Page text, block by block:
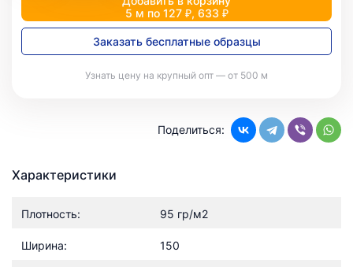
5 м по 127 ₽, 633 ₽
Заказать бесплатные образцы
Узнать цену на крупный опт — от 500 м
Поделиться:
Характеристики
Плотность: 95 гр/м2
Ширина: 150